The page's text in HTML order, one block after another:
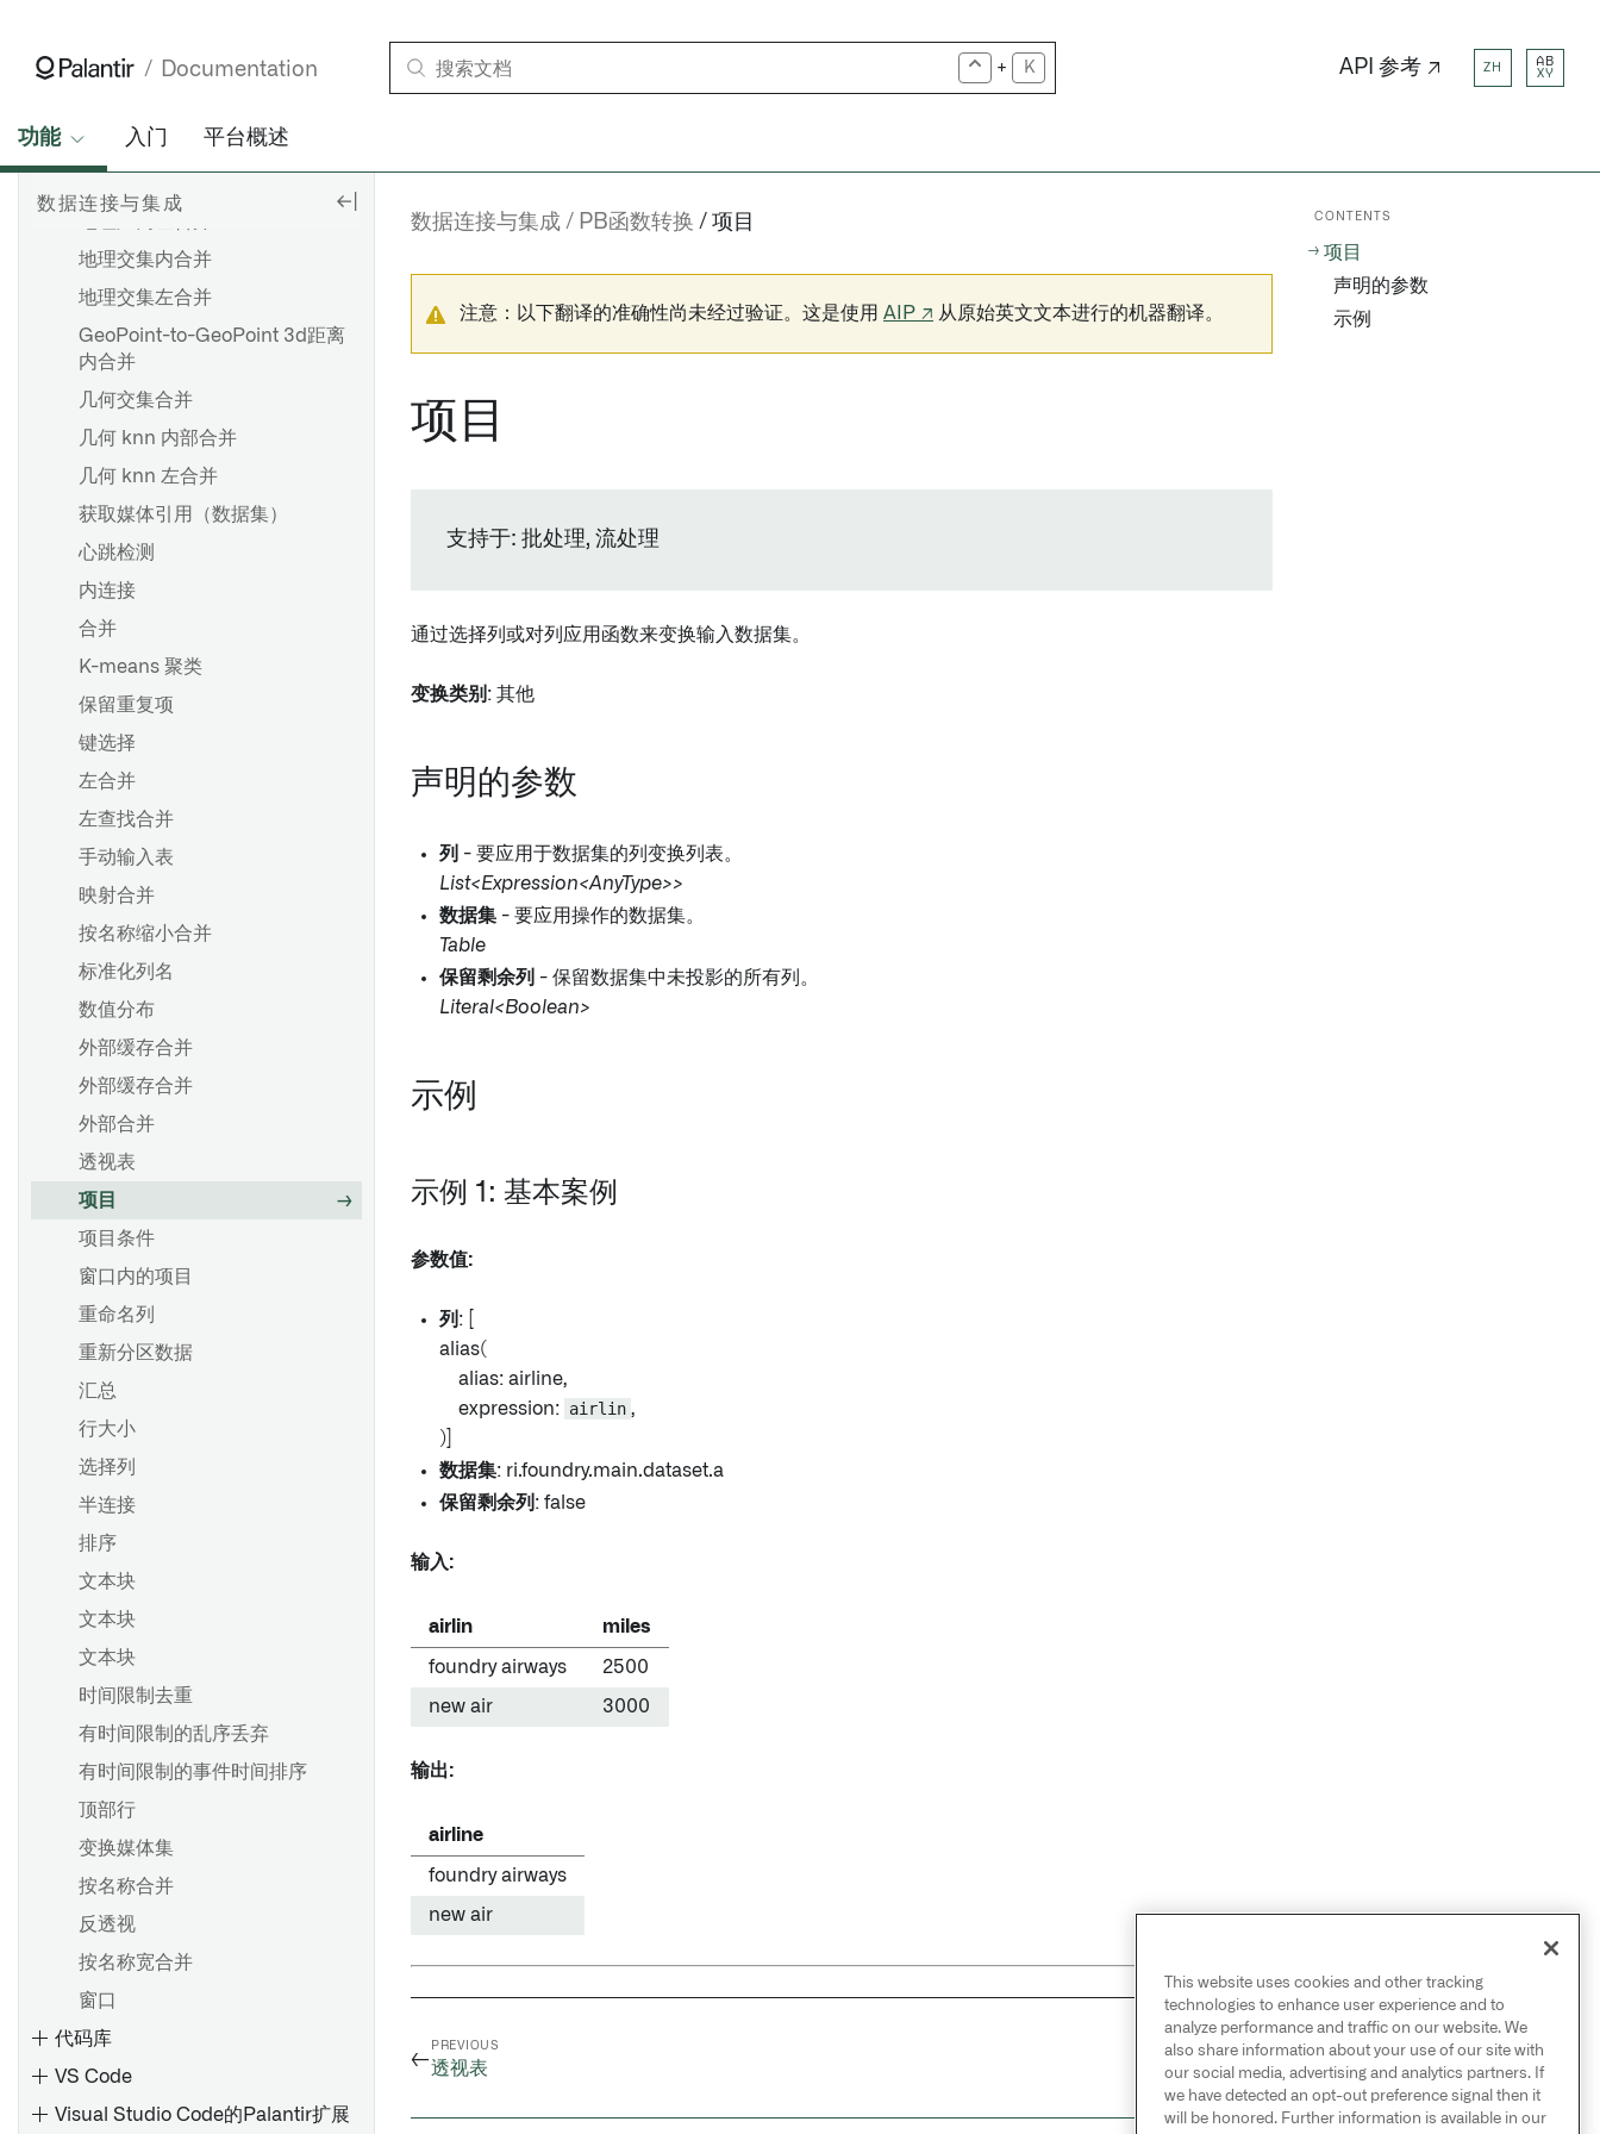
Documentation + K API 参考 ↗ ZH
AB
XY
功能 入门 平台概述
数据连接与集成
创建连接流
Compass 文件列出器
推荐的项目和团队结构
开发最佳实践
分支和发布流程
管道管理
搭建设置
创建自定义函数
显示和隐藏节点
Pipeline Builder 中的文件夹
颜色组
检查点
任务组
导出管道代码
概览
创建分支
提出更改
批准更改
分支保护
回退分支
概述
创建计划
调度器中的 AIP 功能
数据期望
配置数据健康检查
在 Pipeline Builder 中进行单
元测试
按名称首次合并
频繁模式增长
地理交集内合并
地理交集左合并
GeoPoint-to-GeoPoint 3d距离
内合并
几何交集合并
几何 knn 内部合并
几何 knn 左合并
获取媒体引用（数据集）
心跳检测
内连接
合并
K-means 聚类
保留重复项
键选择
左合并
左查找合并
手动输入表
映射合并
按名称缩小合并
标准化列名
数值分布
外部缓存合并
外部缓存合并
外部合并
透视表
项目
项目条件
窗口内的项目
重命名列
重新分区数据
汇总
行大小
选择列
半连接
排序
文本块
文本块
文本块
时间限制去重
有时间限制的乱序丢弃
有时间限制的事件时间排序
顶部行
变换媒体集
按名称合并
反透视
按名称宽合并
窗口
代码库
VS Code
Visual Studio Code的Palantir扩展
数据连接与集成 PB函数转换 项目
注意：以下翻译的准确性尚未经过验证。这是使用 AIP ↗ 从原始英文文本进行的机器翻译。
项目
支持于: 批处理, 流处理
通过选择列或对列应用函数来变换输入数据集。
变换类别 : 其他
声明的参数
列 - 要应用于数据集的列变换列表。
List<Expression<AnyType>>
数据集 - 要应用操作的数据集。
Table
保留剩余列 - 保留数据集中未投影的所有列。
Literal<Boolean>
示例
示例 1: 基本案例
参数值:
列 : [
alias(
alias: airline,
expression: airlin ,
)]
数据集: ri.foundry.main.dataset.a
保留剩余列 : false
输入:
airlin miles
foundry airways 2500
new air 3000
输出:
airline
foundry airways
new air
←
PREVIOUS
透视表
NEXT
项目条件→
CONTENTS
项目
声明的参数
示例
This website uses cookies and other tracking
technologies to enhance user experience and to
analyze performance and traffic on our website. We
also share information about your use of our site with
our social media, advertising and analytics partners. If
we have detected an opt-out preference signal then it
will be honored. Further information is available in our